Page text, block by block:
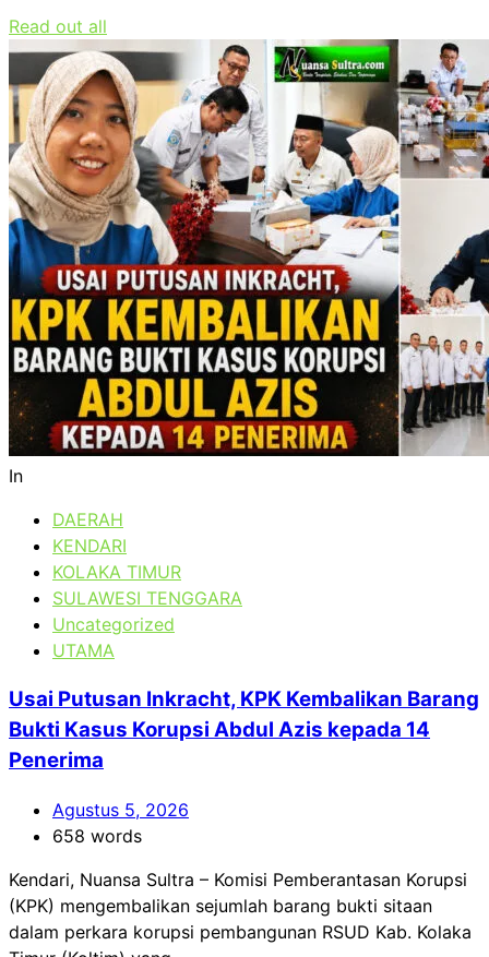
Read out all
In
DAERAH
KENDARI
KOLAKA TIMUR
SULAWESI TENGGARA
Uncategorized
UTAMA
Usai Putusan Inkracht, KPK Kembalikan Barang
Bukti Kasus Korupsi Abdul Azis kepada 14
Penerima
Agustus 5, 2026
658 words
Kendari, Nuansa Sultra – Komisi Pemberantasan Korupsi
(KPK) mengembalikan sejumlah barang bukti sitaan
dalam perkara korupsi pembangunan RSUD Kab. Kolaka